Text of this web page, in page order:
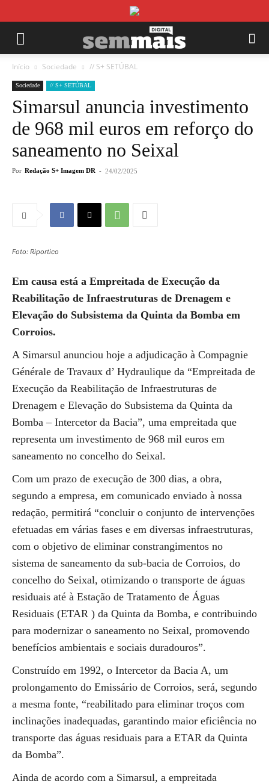
Início Sociedade // S+ SETÚBAL
Sociedade // S+ SETÚBAL
Simarsul anuncia investimento
de 968 mil euros em reforço do
saneamento no Seixal
Por Redação S+ Imagem DR - 24/02/2025
Foto: Riportico
Em causa está a Empreitada de Execução da
Reabilitação de Infraestruturas de Drenagem e
Elevação do Subsistema da Quinta da Bomba em
Corroios.
A Simarsul anunciou hoje a adjudicação à Compagnie
Générale de Travaux d’ Hydraulique da “Empreitada de
Execução da Reabilitação de Infraestruturas de
Drenagem e Elevação do Subsistema da Quinta da
Bomba – Intercetor da Bacia”, uma empreitada que
representa um investimento de 968 mil euros em
saneamento no concelho do Seixal.
Com um prazo de execução de 300 dias, a obra,
segundo a empresa, em comunicado enviado à nossa
redação, permitirá “concluir o conjunto de intervenções
efetuadas em várias fases e em diversas infraestruturas,
com o objetivo de eliminar constrangimentos no
sistema de saneamento da sub-bacia de Corroios, do
concelho do Seixal, otimizando o transporte de águas
residuais até à Estação de Tratamento de Águas
Residuais (ETAR ) da Quinta da Bomba, e contribuindo
para modernizar o saneamento no Seixal, promovendo
benefícios ambientais e sociais duradouros”.
Construído em 1992, o Intercetor da Bacia A, um
prolongamento do Emissário de Corroios, será, segundo
a mesma fonte, “reabilitado para eliminar troços com
inclinações inadequadas, garantindo maior eficiência no
transporte das águas residuais para a ETAR da Quinta
da Bomba”.
Ainda de acordo com a Simarsul, a empreitada